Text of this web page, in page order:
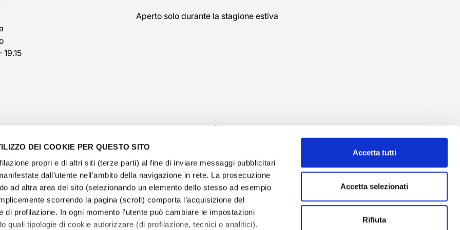
DEI COOKIE PER QUESTO SITO
propri e di altri siti (terze parti) al fine di inviare messaggi pubblicitari
dall’utente nell’ambito della navigazione in rete. La prosecuzione
ad altra area del sito (selezionando un elemento dello stesso ad esempio
scorrendo la pagina (scroll) comporta l’acquisizione del
di profilazione. In ogni momento l’utente può cambiare le impostazioni
quali tipologie di cookie autorizzare (di profilazione, tecnici o analitici).
Accetta tutti
Accetta selezionati
Rifiuta
19.15
Aperto solo durante la stagione estiva
@veschetti1949-@veschettiboutique
-cookies policy-ethical code -modello di organizzazione